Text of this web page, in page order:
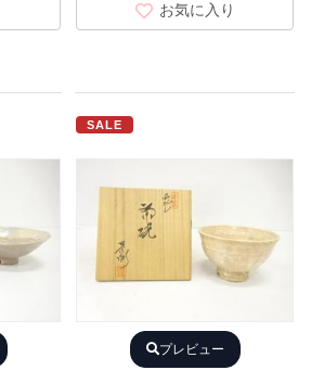
お気に入り
SALE
プレビュー